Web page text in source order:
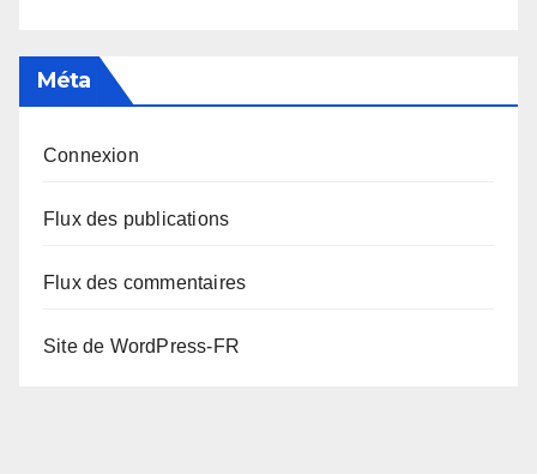
Méta
Connexion
Flux des publications
Flux des commentaires
Site de WordPress-FR